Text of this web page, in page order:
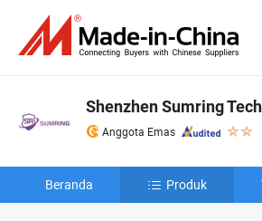
Shenzhen Sumring
Anggota Emas
Beranda Produk